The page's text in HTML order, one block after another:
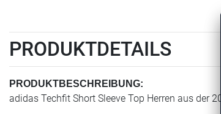
PRODUKTDETAILS
PRODUKTBESCHREIBUNG:
adidas Techfit Short Sleeve Top Herren aus der